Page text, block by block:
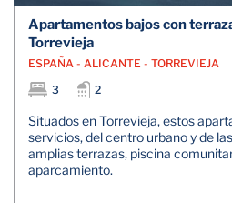
Apartamentos bajos con
Torrevieja
ESPAÑA - ALICANTE - TORREVIEJA
3
2
Situados en Torrevieja, estos
servicios, del centro urbano y de
amplias terrazas, piscina
aparcamiento.